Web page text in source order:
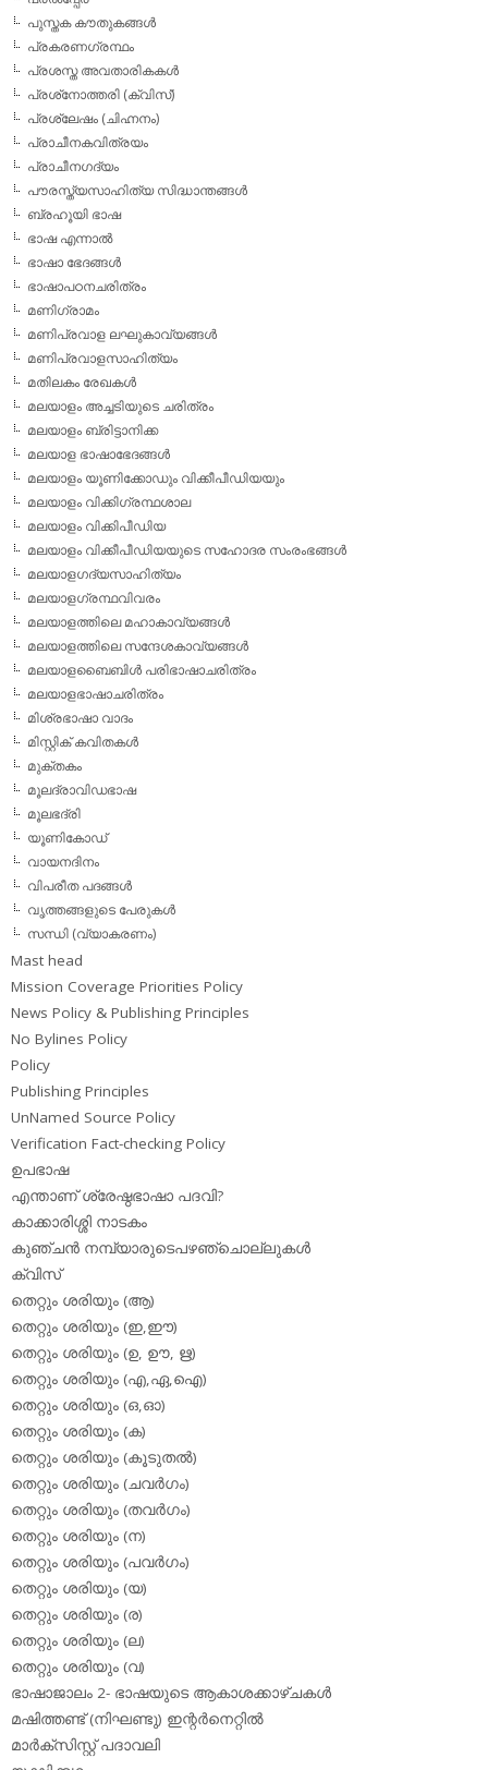
പുസ്തക കൗതുകങ്ങള്‍
പ്രകരണഗ്രന്ഥം
പ്രശസ്ത അവതാരികകള്‍
പ്രശ്‌നോത്തരി (ക്വിസ്)
പ്രശ്ലേഷം (ചിഹ്നനം)
പ്രാചീനകവിത്രയം
പ്രാചീനഗദ്യം
പൗരസ്ത്യസാഹിത്യ സിദ്ധാന്തങ്ങള്‍
ബ്രഹൂയി ഭാഷ
ഭാഷ എന്നാല്‍
ഭാഷാ ഭേദങ്ങള്‍
ഭാഷാപഠനചരിത്രം
മണിഗ്രാമം
മണിപ്രവാള ലഘുകാവ്യങ്ങള്‍
മണിപ്രവാളസാഹിത്യം
മതിലകം രേഖകള്‍
മലയാളം അച്ചടിയുടെ ചരിത്രം
മലയാളം ബ്രിട്ടാനിക്ക
മലയാള ഭാഷാഭേദങ്ങള്‍
മലയാളം യൂണിക്കോഡും വിക്കീപീഡിയയും
മലയാളം വിക്കിഗ്രന്ഥശാല
മലയാളം വിക്കിപീഡിയ
മലയാളം വിക്കീപീഡിയയുടെ സഹോദര സംരംഭങ്ങള്‍
മലയാളഗദ്യസാഹിത്യം
മലയാളഗ്രന്ഥവിവരം
മലയാളത്തിലെ മഹാകാവ്യങ്ങള്‍
മലയാളത്തിലെ സന്ദേശകാവ്യങ്ങള്‍
മലയാളബൈബിള്‍ പരിഭാഷാചരിത്രം
മലയാളഭാഷാചരിത്രം
മിശ്രഭാഷാ വാദം
മിസ്റ്റിക് കവിതകള്‍
മുക്തകം
മൂലദ്രാവിഡഭാഷ
മൂലഭദ്രി
യൂണികോഡ്
വായനദിനം
വിപരീത പദങ്ങള്‍
വൃത്തങ്ങളുടെ പേരുകള്‍
സന്ധി (വ്യാകരണം)
Mast head
Mission Coverage Priorities Policy
News Policy & Publishing Principles
No Bylines Policy
Policy
Publishing Principles
UnNamed Source Policy
Verification Fact-checking Policy
ഉപഭാഷ
എന്താണ് ശ്രേഷ്ഠഭാഷാ പദവി?
കാക്കാരിശ്ശി നാടകം
കുഞ്ചന്‍ നമ്പ്യാരുടെപഴഞ്ചൊല്ലുകള്‍
ക്വിസ്
തെറ്റും ശരിയും (ആ)
തെറ്റും ശരിയും (ഇ,ഈ)
തെറ്റും ശരിയും (ഉ, ഊ, ഋ)
തെറ്റും ശരിയും (എ,ഏ,ഐ)
തെറ്റും ശരിയും (ഒ,ഓ)
തെറ്റും ശരിയും (ക)
തെറ്റും ശരിയും (കൂടുതല്‍)
തെറ്റും ശരിയും (ചവര്‍ഗം)
തെറ്റും ശരിയും (തവര്‍ഗം)
തെറ്റും ശരിയും (ന)
തെറ്റും ശരിയും (പവര്‍ഗം)
തെറ്റും ശരിയും (യ)
തെറ്റും ശരിയും (ര)
തെറ്റും ശരിയും (ല)
തെറ്റും ശരിയും (വ)
ഭാഷാജാലം 2- ഭാഷയുടെ ആകാശക്കാഴ്ചകള്‍
മഷിത്തണ്ട് (നിഘണ്ടു) ഇന്റര്‍നെറ്റില്‍
മാര്‍ക്‌സിസ്റ്റ് പദാവലി